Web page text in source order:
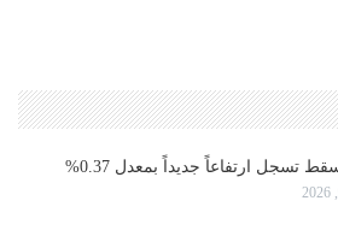
تسجل ارتفاعاً جديداً بمعدل 0.37%